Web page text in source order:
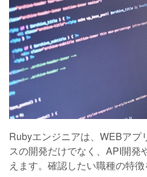
Rubyエンジニアは、WEBアプ
スの開発だけでなく、API開発
えます。確認したい職種の特徴